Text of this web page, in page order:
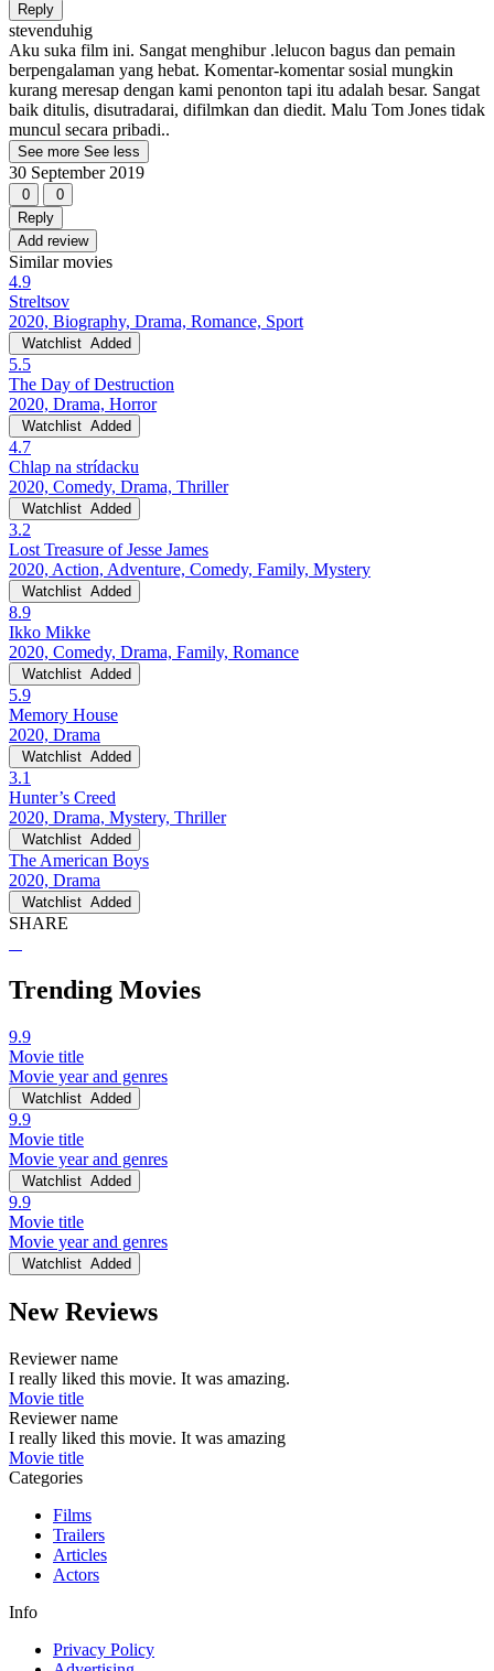
Reply
stevenduhig
Aku suka film ini. Sangat menghibur .lelucon bagus dan pemain
berpengalaman yang hebat. Komentar-komentar sosial mungkin
kurang meresap dengan kami penonton tapi itu adalah besar. Sangat
baik ditulis, disutradarai, difilmkan dan diedit. Malu Tom Jones tidak
muncul secara pribadi..
See more See less
30 September 2019
0
0
Reply
Add review
Similar movies
4.9
Streltsov
2020, Biography, Drama, Romance, Sport
Watchlist Added
5.5
The Day of Destruction
2020, Drama, Horror
Watchlist Added
4.7
Chlap na strídacku
2020, Comedy, Drama, Thriller
Watchlist Added
3.2
Lost Treasure of Jesse James
2020, Action, Adventure, Comedy, Family, Mystery
Watchlist Added
8.9
Ikko Mikke
2020, Comedy, Drama, Family, Romance
Watchlist Added
5.9
Memory House
2020, Drama
Watchlist Added
3.1
Hunter’s Creed
2020, Drama, Mystery, Thriller
Watchlist Added
The American Boys
2020, Drama
Watchlist Added
SHARE
Trending Movies
9.9
Movie title
Movie year and genres
Watchlist Added
9.9
Movie title
Movie year and genres
Watchlist Added
9.9
Movie title
Movie year and genres
Watchlist Added
New Reviews
Reviewer name
I really liked this movie. It was amazing.
Movie title
Reviewer name
I really liked this movie. It was amazing
Movie title
Categories
Films
Trailers
Articles
Actors
Info
Privacy Policy